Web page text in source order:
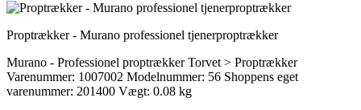
Proptrækker - Murano professionel tjenerproptrækker
Murano - Professionel proptrækker Torvet > Proptrækker
Varenummer: 1007002 Modelnummer: 56 Shoppens eget
varenummer: 201400 Vægt: 0.08 kg